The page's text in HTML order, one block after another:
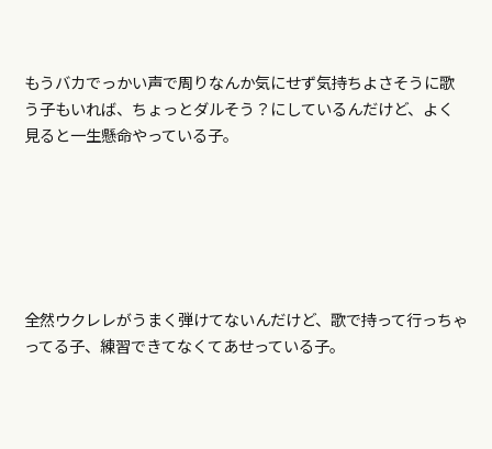
もうバカでっかい声で周りなんか気にせず気持ちよさそうに歌
う子もいれば、ちょっとダルそう？にしているんだけど、よく
見ると一生懸命やっている子。
全然ウクレレがうまく弾けてないんだけど、歌で持って行っちゃ
ってる子、練習できてなくてあせっている子。